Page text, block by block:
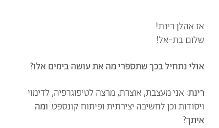
אז אהלן רינת!
שלום בת-אל!
אולי נתחיל בכך שתספרי מה את עושה בימים אלו?
רינת: אני מעצבת, אוצרת, מרצה לטיפוגרפיה, לדימוי
ויסודות וכןלחשיבה יצירתית ופיתוח קונספט. ומה
איתך?